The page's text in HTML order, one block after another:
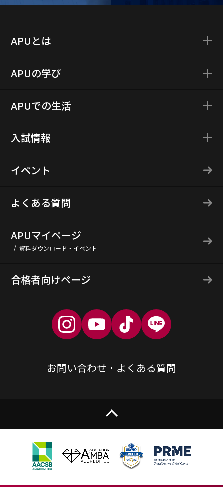
APUとは
APUの学び
APUでの生活
入試情報
イベント
よくある質問
APUマイページ
資料ダウンロード・イベント
合格者向けページ
お問い合わせ・よくある質問